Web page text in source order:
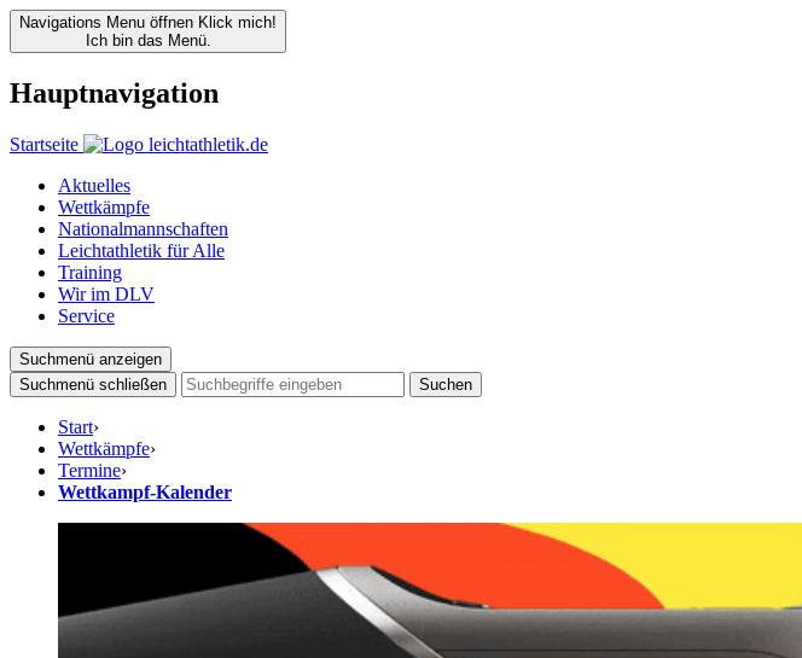
Navigations Menu öffnen Klick mich!
Ich bin das Menü.
Hauptnavigation
Startseite
Aktuelles
Wettkämpfe
Nationalmannschaften
Leichtathletik für Alle
Training
Wir im DLV
Service
Suchmenü anzeigen
Suchmenü schließen
Suchen
Start›
Wettkämpfe›
Termine›
Wettkampf-Kalender